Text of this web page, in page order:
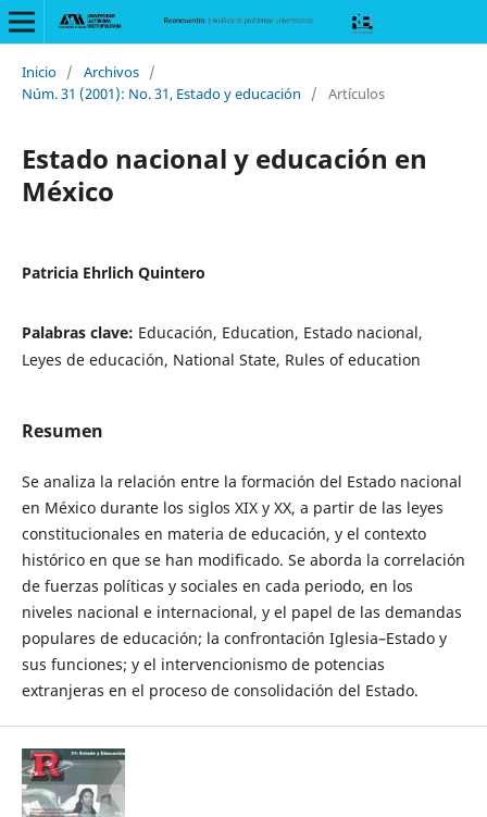
Inicio / Archivos /
Núm. 31 (2001): No. 31, Estado y educación
/ Artículos
Estado nacional y educación en
México
Patricia Ehrlich Quintero
Palabras clave: Educación, Education, Estado nacional,
Leyes de educación, National State, Rules of education
Resumen
Se analiza la relación entre la formación del Estado nacional
en México durante los siglos XIX y XX, a partir de las leyes
constitucionales en materia de educación, y el contexto
histórico en que se han modificado. Se aborda la correlación
de fuerzas políticas y sociales en cada periodo, en los
niveles nacional e internacional, y el papel de las demandas
populares de educación; la confrontación Iglesia–Estado y
sus funciones; y el intervencionismo de potencias
extranjeras en el proceso de consolidación del Estado.